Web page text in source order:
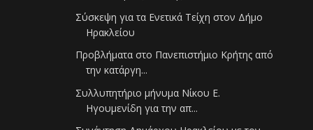
Σύσκεψη για τα Ενετικά Τείχη στον Δήμο
Ηρακλείου
Προβλήματα στο Πανεπιστήμιο Κρήτης από
την κατάργη...
Συλλυπητήριο μήνυμα Νίκου Ε.
Ηγουμενίδη για την απ...